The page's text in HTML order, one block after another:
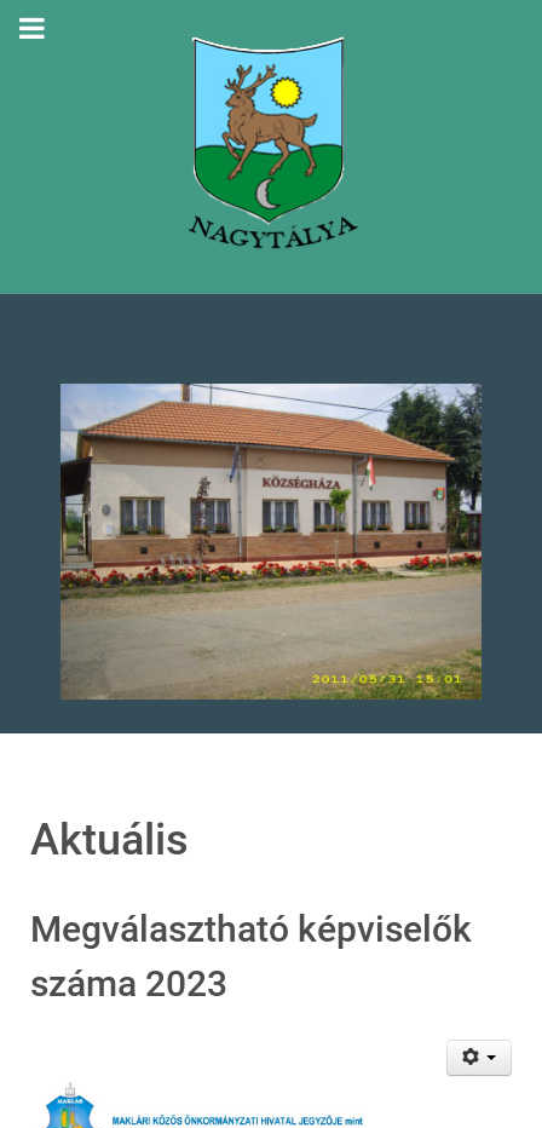
Aktuális
Megválasztható képviselők
száma 2023